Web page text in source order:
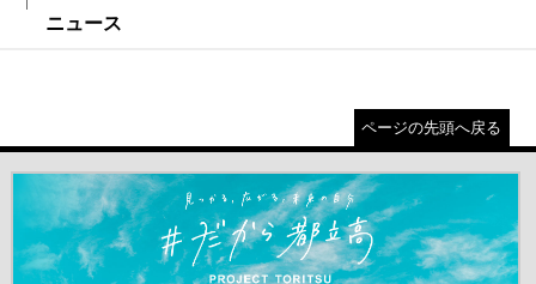
ニュース
ページの先頭へ戻る
＃だから都立高（別ウインドウが開きます）